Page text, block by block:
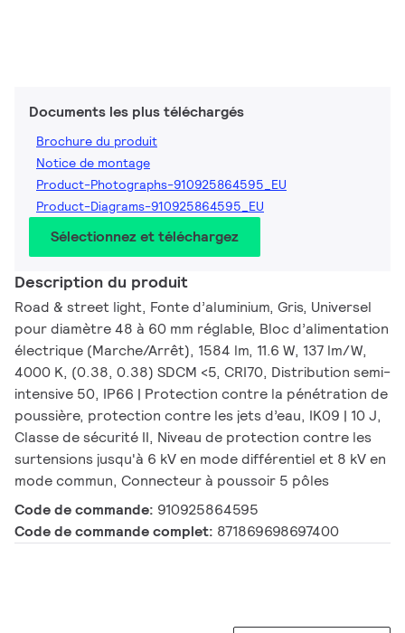
Documents les plus téléchargés
Brochure du produit
Notice de montage
Product-Photographs-910925864595_EU
Product-Diagrams-910925864595_EU
Sélectionnez et téléchargez
Description du produit
Road & street light, Fonte d’aluminium, Gris, Universel
pour diamètre 48 à 60 mm réglable, Bloc d’alimentation
électrique (Marche/Arrêt), 1584 lm, 11.6 W, 137 lm/W,
4000 K, (0.38, 0.38) SDCM <5, CRI70, Distribution semi-
intensive 50, IP66 | Protection contre la pénétration de
poussière, protection contre les jets d’eau, IK09 | 10 J,
Classe de sécurité II, Niveau de protection contre les
surtensions jusqu'à 6 kV en mode différentiel et 8 kV en
mode commun, Connecteur à poussoir 5 pôles
Code de commande: 910925864595
Code de commande complet: 871869698697400